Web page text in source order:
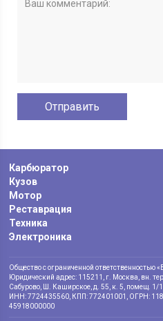
Карбюратор
Кузов
Мотор
Реставрация
Техника
Электроника
Общество с ограниченной
Юридический адрес: 115211, г. Москва, вн.
Сабурово, Ш. Каширское, д. 55, к. 5, помещ. 1/1.
ИНН: 7724435560, КПП: 772401001, ОГРН:
45918000000